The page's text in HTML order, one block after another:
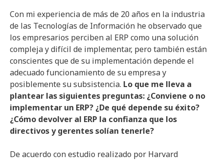
Con mi experiencia de más de 20 años en la industria
de las Tecnologías de Información he observado que
los empresarios perciben al ERP como una solución
compleja y difícil de implementar, pero también están
conscientes que de su implementación depende el
adecuado funcionamiento de su empresa y
posiblemente su subsistencia. Lo que me lleva a
plantear las siguientes preguntas: ¿Conviene o no
implementar un ERP? ¿De qué depende su éxito?
¿Cómo devolver al ERP la confianza que los
directivos y gerentes solían tenerle?
De acuerdo con estudio realizado por Harvard